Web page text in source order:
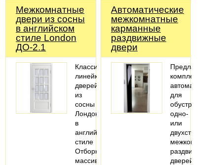
Межкомнатные
двери из сосны
в английском
стиле London
ДО-2.1
Классическая
линейка
дверей
из
сосны
Лондон
в
английском
стиле
Отборный
массив
Автоматические
межкомнатные
карманные
раздвижные
двери
Предлагаем
комплекты
автоматики
для
обустройства
одно-
или
двухстворчатых
межкомнатных
раздвижных
дверей,